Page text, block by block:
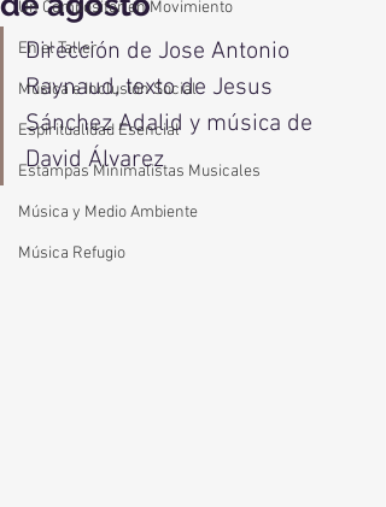
Un Compositor en Movimiento
En el Taller
Música e Inclusión Social
Espiritualidad Esencial
Estampas Minimalistas Musicales
Música y Medio Ambiente
Música Refugio
Dirección de Jose Antonio
Raynaud, texto de Jesus
Sánchez Adalid y música de
David Álvarez